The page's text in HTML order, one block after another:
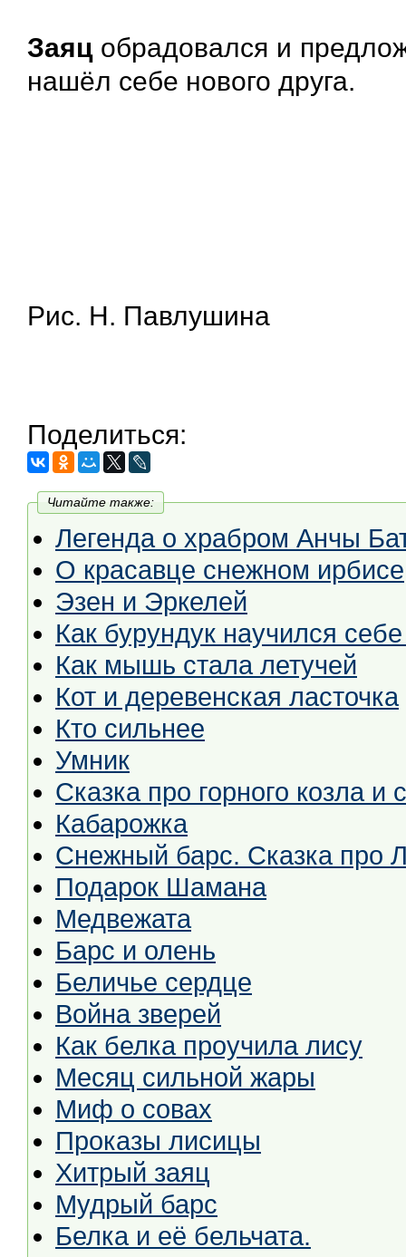
Заяц обрадовался и
нашёл себе нового друга.
Рис. Н. Павлушина
Поделиться:
Читайте также:
Легенда о храбром Анчы
О красавце снежном ирбисе
Эзен и Эркелей
Как бурундук научился
Как мышь стала летучей
Кот и деревенская ласточка
Кто сильнее
Умник
Сказка про горного козла и
Кабарожка
Снежный барс. Сказка про
Подарок Шамана
Медвежата
Барс и олень
Беличье сердце
Война зверей
Как белка проучила лису
Месяц сильной жары
Миф о совах
Проказы лисицы
Хитрый заяц
Мудрый барс
Белка и её бельчата.